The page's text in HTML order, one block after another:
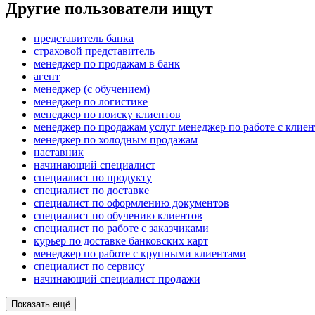
Другие пользователи ищут
представитель банка
страховой представитель
менеджер по продажам в банк
агент
менеджер (с обучением)
менеджер по логистике
менеджер по поиску клиентов
менеджер по продажам услуг менеджер по работе с
менеджер по холодным продажам
наставник
начинающий специалист
специалист по продукту
специалист по доставке
специалист по оформлению документов
специалист по обучению клиентов
специалист по работе с заказчиками
курьер по доставке банковских карт
менеджер по работе с крупными клиентами
специалист по сервису
начинающий специалист продажи
Показать ещё